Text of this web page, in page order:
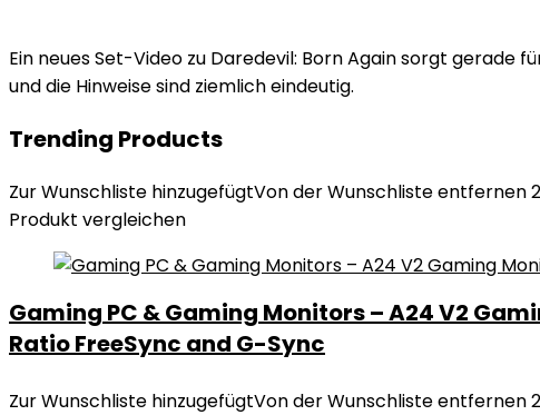
Ein neues Set-Video zu Daredevil: Born Again sorgt
und die Hinweise sind ziemlich eindeutig.
Trending Products
Zur Wunschliste hinzugefügtVon der Wunschliste entfernen2
Produkt vergleichen
Gaming PC & Gaming Monitors – A24 V2
Ratio FreeSync and G-Sync
Zur Wunschliste hinzugefügtVon der Wunschliste entfernen2